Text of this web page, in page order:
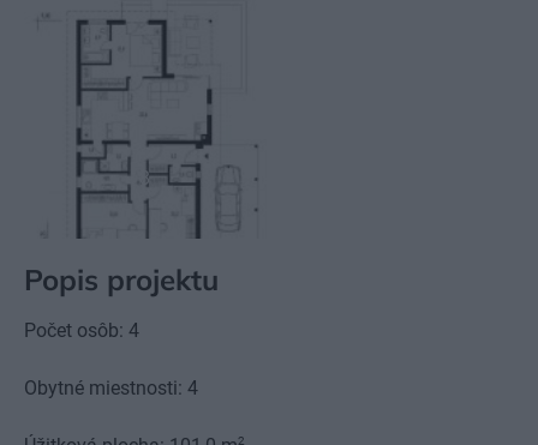
8
Popis projektu
Počet osôb: 4
Obytné miestnosti: 4
2